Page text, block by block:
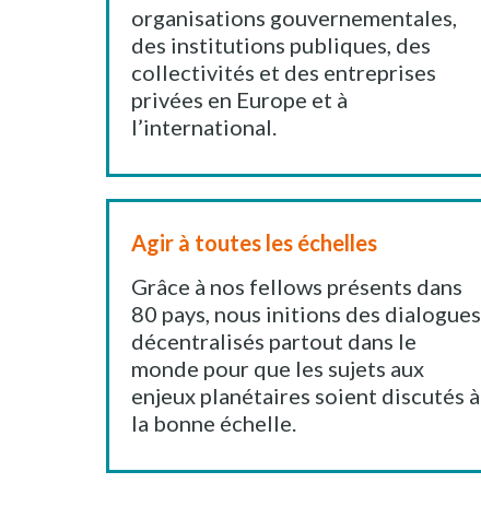
organisations gouvernementales,
des institutions publiques, des
collectivités et des entreprises
privées en Europe et à
l’international.
Agir à toutes les échelles
Grâce à nos fellows présents dans
80 pays, nous initions des dialogues
décentralisés partout dans le
monde pour que les sujets aux
enjeux planétaires soient discutés à
la bonne échelle.